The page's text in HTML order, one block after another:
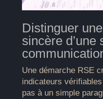
Distinguer
sincère d’une
Une démarche RSE
indicateurs
pas à un simple